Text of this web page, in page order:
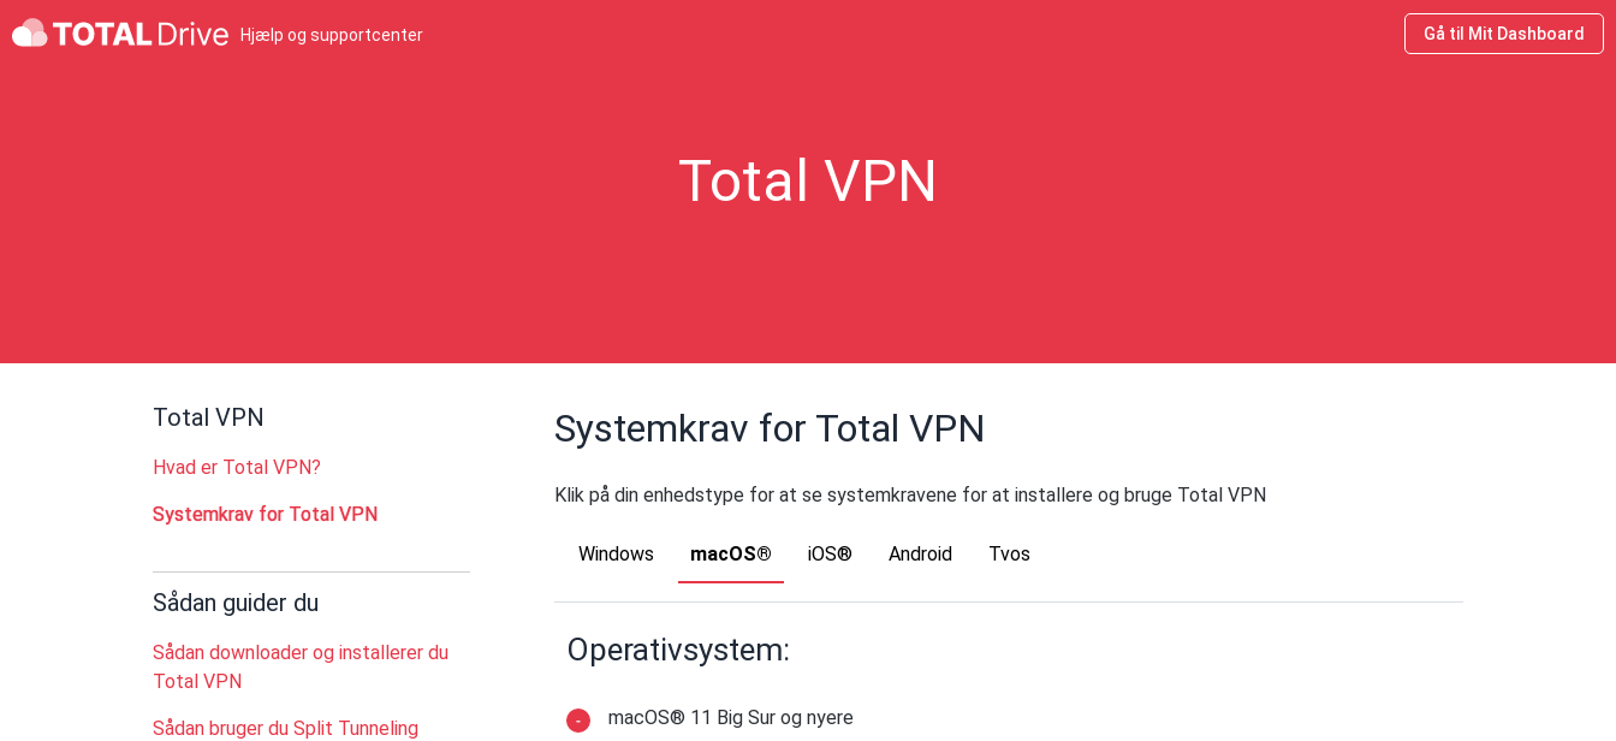
Hjælp og supportcenter Gå til Mit Dashboard
Total VPN
Total VPN
Hvad er Total VPN?
Systemkrav for Total VPN
Sådan guider du
Sådan downloader og installerer du
Total VPN
Sådan bruger du Split Tunneling
Systemkrav for Total VPN
Klik på din enhedstype for at se systemkravene for at installere og bruge Total VPN
Windows macOS® iOS® Android Tvos
Operativsystem:
macOS® 11 Big Sur og nyere